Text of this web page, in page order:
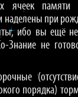
ячеек памяти
при
ибо вы ещё не
не
порядка)